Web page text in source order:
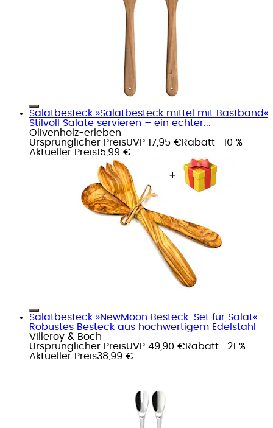
Salatbesteck »Salatbesteck mittel mit Bastband«
Stilvoll Salate servieren – ein echter...
Olivenholz-erleben
Ursprünglicher PreisUVP 17,95 €Rabatt- 10 %
Aktueller Preis15,99 €
Salatbesteck »NewMoon Besteck-Set für Salat«
Robustes Besteck aus hochwertigem Edelstahl
Villeroy & Boch
Ursprünglicher PreisUVP 49,90 €Rabatt- 21 %
Aktueller Preis38,99 €